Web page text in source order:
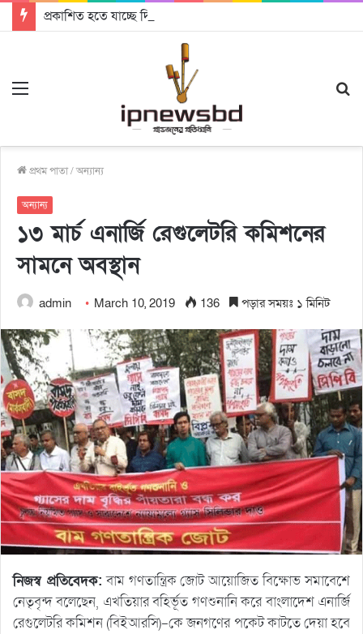
প্রকাশিত হতে যাচ্ছে দি রাবুগার নতুন গান ‘Baljanggi’
প্রথম পাতা/অন্যান্য
অন্যান্য
১৩ মার্চ এনার্জি রেগুলেটরি কমিশনের
সামনে অবস্থান
admin March 10, 2019 136 পড়ার সময়ঃ ১ মিনিট
নিজস্ব প্রতিবেদক: বাম গণতান্ত্রিক জোট আয়োজিত বিক্ষোভ সমাবেশে
নেতৃবৃন্দ বলেছেন, এখতিয়ার বহির্ভূত গণশুনানি করে বাংলাদেশ এনার্জি
রেগুলেটরি কমিশন (বিইআরসি)-কে জনগণের পকেট কাটতে দেয়া হবে